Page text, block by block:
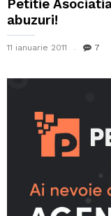
Petitie
abuzuri!
11 ianuarie 2011 7